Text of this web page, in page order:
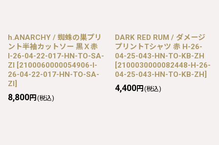
h.ANARCHY / 蜘蛛の巣プリ
ント半袖カットソー 黒Ｘ赤
I-26-04-22-017-HN-TO-SA-
ZI [2100060000054906-I-
26-04-22-017-HN-TO-SA-
ZI]
8,800円 (税込)
DARK RED RUM / ダメージ
プリントTシャツ 赤 H-26-
04-25-043-HN-TO-KB-ZH
[2100030000082448-H-26-
04-25-043-HN-TO-KB-ZH]
4,400円 (税込)